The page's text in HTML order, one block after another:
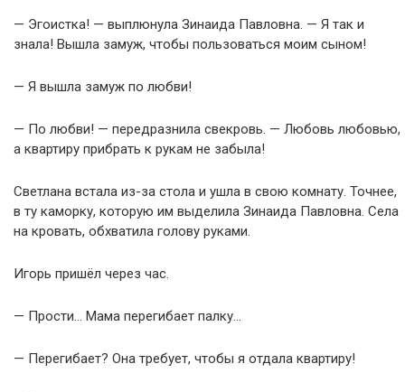
— Эгоистка! — выплюнула Зинаида Павловна. — Я так и
знала! Вышла замуж, чтобы пользоваться моим сыном!
— Я вышла замуж по любви!
— По любви! — передразнила свекровь. — Любовь любовью,
а квартиру прибрать к рукам не забыла!
Светлана встала из-за стола и ушла в свою комнату. Точнее,
в ту каморку, которую им выделила Зинаида Павловна. Села
на кровать, обхватила голову руками.
Игорь пришёл через час.
— Прости… Мама перегибает палку…
— Перегибает? Она требует, чтобы я отдала квартиру!